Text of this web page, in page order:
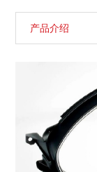
产品介绍